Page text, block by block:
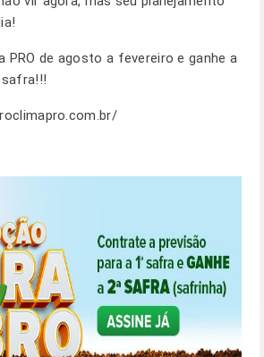
PRO de agosto a fevereiro e ganhe a
safra!!!